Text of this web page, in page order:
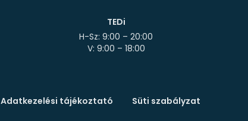
TEDi
H-Sz: 9:00 – 20:00
Adatkezelési tájékoztató Süti szabályzat